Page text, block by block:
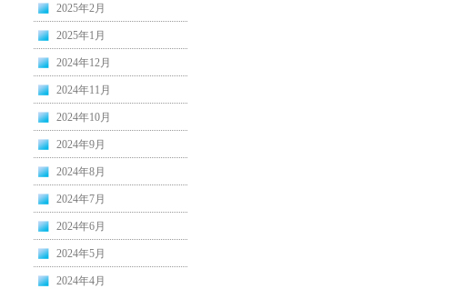
2025年2月
2025年1月
2024年12月
2024年11月
2024年10月
2024年9月
2024年8月
2024年7月
2024年6月
2024年5月
2024年4月